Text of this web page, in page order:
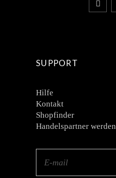
SUPPORT
Hilfe
Kontakt
Shopfinder
Handelspartner werden